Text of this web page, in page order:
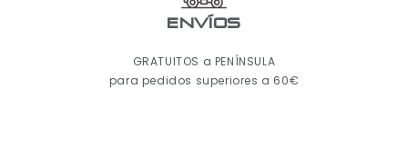
ENVÍOS
GRATUITOS a PENÍNSULA
para pedidos superiores a 60€